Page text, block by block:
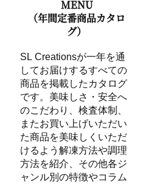
MENU
（年間定番商品カタロ
グ）
SL Creationsが一年を通
してお届けするすべての
商品を掲載したカタログ
です。美味しさ・安全へ
のこだわり、検査体制、
またお買い上げいただい
た商品を美味しくいただ
けるよう解凍方法や調理
方法を紹介、その他各ジ
ャンル別の特徴やコラム